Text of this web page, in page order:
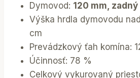
Dymovod: 120 mm, zadný
Výška hrdla dymovodu
cm
Prevádzkový ťah komína:
Účinnosť: 78 %
Celkový vykurovaný